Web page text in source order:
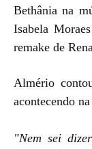
Bethânia na
Isabela
remake de
Almério
acontecendo
"Nem sei